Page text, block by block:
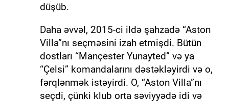
düşüb.
Daha əvvəl, 2015-ci ildə şahzadə “Aston
Villa”nı seçməsini izah etmişdi. Bütün
dostları “Mançester Yunayted” və ya
“Çelsi” komandalarını dəstəkləyirdi və o,
fərqlənmək istəyirdi. O, “Aston Villa”nı
seçdi, çünki klub orta səviyyədə idi və